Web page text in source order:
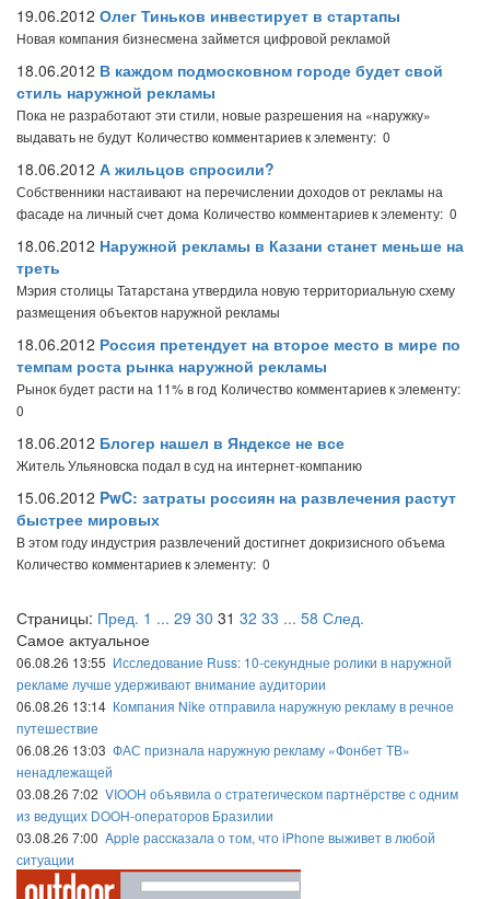
19.06.2012 Олег Тиньков инвестирует в стартапы
Новая компания бизнесмена займется цифровой рекламой
18.06.2012 В каждом подмосковном городе будет свой
стиль наружной рекламы
Пока не разработают эти стили, новые разрешения на «наружку»
выдавать не будут Количество комментариев к элементу: 0
18.06.2012 А жильцов спросили?
Собственники настаивают на перечислении доходов от рекламы на
фасаде на личный счет дома Количество комментариев к элементу: 0
18.06.2012 Наружной рекламы в Казани станет меньше на
треть
Мэрия столицы Татарстана утвердила новую территориальную схему
размещения объектов наружной рекламы
18.06.2012 Россия претендует на второе место в мире по
темпам роста рынка наружной рекламы
Рынок будет расти на 11% в год Количество комментариев к элементу:
0
18.06.2012 Блогер нашел в Яндексе не все
Житель Ульяновска подал в суд на интернет-компанию
15.06.2012 PwC: затраты россиян на развлечения растут
быстрее мировых
В этом году индустрия развлечений достигнет докризисного объема
Количество комментариев к элементу: 0
Страницы: Пред. 1 ... 29 30 31 32 33 ... 58 След.
Самое актуальное
06.08.26 13:55 Исследование Russ: 10-секундные ролики в наружной
рекламе лучше удерживают внимание аудитории
06.08.26 13:14 Компания Nike отправила наружную рекламу в речное
путешествие
06.08.26 13:03 ФАС признала наружную рекламу «Фонбет ТВ»
ненадлежащей
03.08.26 7:02 VIOOH объявила о стратегическом партнёрстве с одним
из ведущих DOOH-операторов Бразилии
03.08.26 7:00 Apple рассказала о том, что iPhone выживет в любой
ситуации